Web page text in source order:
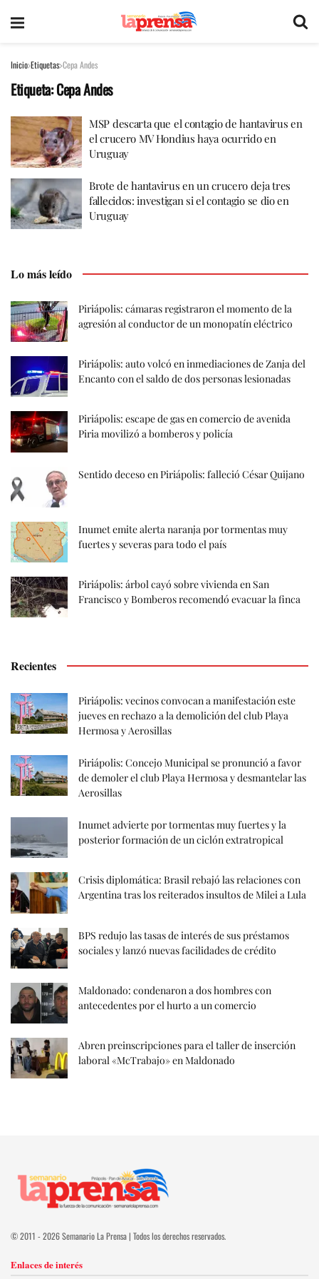
Inicio Etiquetas Cepa Andes
Etiqueta:Cepa Andes
MSP descarta que el contagio de hantavirus en
el crucero MV Hondius haya ocurrido en
Uruguay
Brote de hantavirus en un crucero deja tres
fallecidos: investigan si el contagio se dio en
Uruguay
Lo más leído
Piriápolis: cámaras registraron el momento de la
agresión al conductor de un monopatín eléctrico
Piriápolis: auto volcó en inmediaciones de Zanja del
Encanto con el saldo de dos personas lesionadas
Piriápolis: escape de gas en comercio de avenida
Piria movilizó a bomberos y policía
Sentido deceso en Piriápolis: falleció César Quijano
Inumet emite alerta naranja por tormentas muy
fuertes y severas para todo el país
Piriápolis: árbol cayó sobre vivienda en San
Francisco y Bomberos recomendó evacuar la finca
Recientes
Piriápolis: vecinos convocan a manifestación este
jueves en rechazo a la demolición del club Playa
Hermosa y Aerosillas
Piriápolis: Concejo Municipal se pronunció a favor
de demoler el club Playa Hermosa y desmantelar las
Aerosillas
Inumet advierte por tormentas muy fuertes y la
posterior formación de un ciclón extratropical
Crisis diplomática: Brasil rebajó las relaciones con
Argentina tras los reiterados insultos de Milei a Lula
BPS redujo las tasas de interés de sus préstamos
sociales y lanzó nuevas facilidades de crédito
Maldonado: condenaron a dos hombres con
antecedentes por el hurto a un comercio
Abren preinscripciones para el taller de inserción
laboral «McTrabajo» en Maldonado
© 2011 - 2026 Semanario La Prensa | Todos los derechos reservados.
Enlaces de interés